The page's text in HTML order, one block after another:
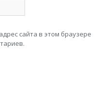
сайта в этом браузере